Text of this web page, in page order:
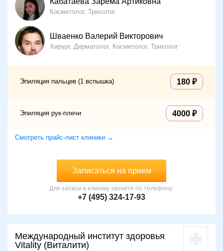
Косметолог, Трихолог
Шваенко Валерий Викторович
Хирург, Дерматолог, Косметолог, Трихолог
Эпиляция пальцев (1 вспышка) 180
Эпиляция рук-плечи 4000
Смотреть прайс-лист клиники →
Записаться на прием
Для записи в клинику звоните по телефону:
+7 (495) 324-17-93
Международный институт здоровья
Vitality (Виталити)